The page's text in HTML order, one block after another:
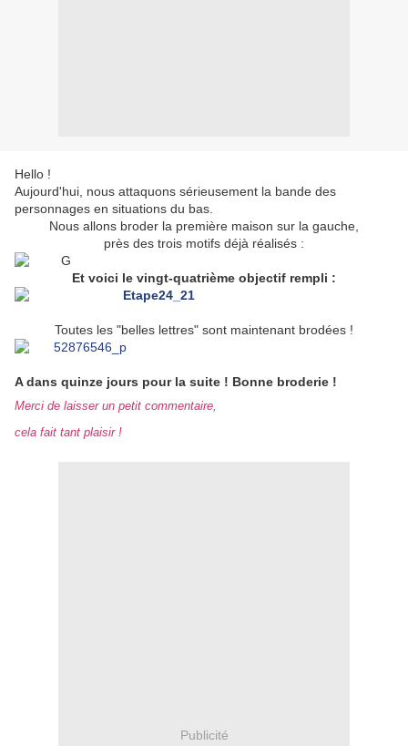
Hello !
Aujourd'hui, nous attaquons sérieusement la bande des
personnages en situations du bas.
Nous allons broder la première maison sur la gauche,
près des trois motifs déjà réalisés :
Et voici le vingt-quatrième objectif rempli :
Toutes les "belles lettres" sont maintenant brodées !
A dans quinze jours pour la suite ! Bonne broderie !
Merci de laisser un petit commentaire,
cela fait tant plaisir !
Publicité